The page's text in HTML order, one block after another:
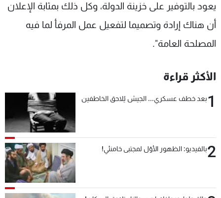
يعود بالتوفير على خزينة الدولة، وكل ذلك بمثابة الإعلان
أن هناك إرادة وتصميما لتفعيل عمل المرفأ لما فيه
المصلحة العامة".
الأكثر قراءة
1بعد خطف عسكري... الجيش يُلاحق الخاطفين
2بالفيديو: الظهور الأوّل لمجتبى خامنئي!